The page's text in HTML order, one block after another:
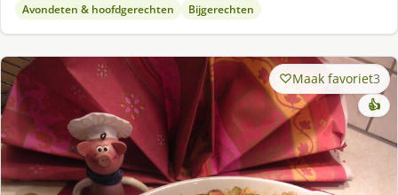
Avondeten & hoofdgerechten Bijgerechten
Maak favoriet3
👍